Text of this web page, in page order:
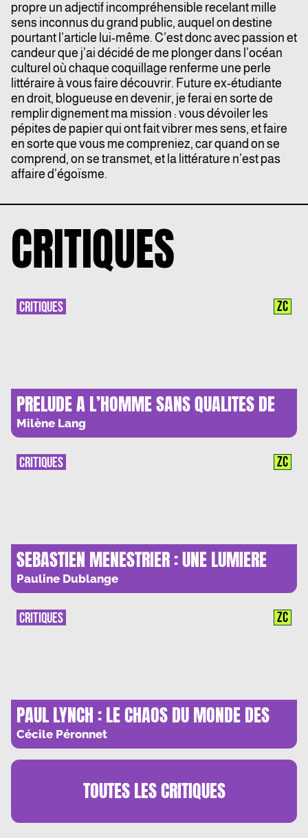
propre un adjectif incompréhensible recelant mille
sens inconnus du grand public, auquel on destine
pourtant l’article lui-même. C’est donc avec passion et
candeur que j’ai décidé de me plonger dans l’océan
culturel où chaque coquillage renferme une perle
littéraire à vous faire découvrir. Future ex-étudiante
en droit, blogueuse en devenir, je ferai en sorte de
remplir dignement ma mission : vous dévoiler les
pépites de papier qui ont fait vibrer mes sens, et faire
en sorte que vous me compreniez, car quand on se
comprend, on se transmet, et la littérature n’est pas
affaire d’égoïsme.
CRITIQUES
PRELUDE A L’HOMME SANS QUALITES DE
JULIEN VELLA : MUSIL, NIETZSCHE ET LA
VOLONTE DE THEATRE
Milène Lang
CRITIQUES ZC
SEBASTIEN MENESTRIER : UNE LUMIERE
POUR NE PAS SOMBRER
Pauline Dublange
CRITIQUES ZC
PAUL LYNCH : LE CHAOS DU MONDE DES
HOMMES
Cécile Péronnet
CRITIQUES ZC
TOUTES LESCRITIQUES